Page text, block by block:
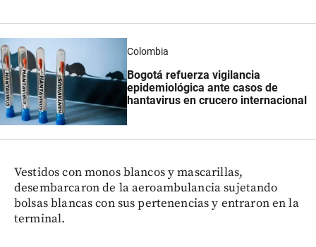
Colombia
Bogotá refuerza vigilancia
epidemiológica ante casos de
hantavirus en crucero internacional
Vestidos con monos blancos y mascarillas,
desembarcaron de la aeroambulancia sujetando
bolsas blancas con sus pertenencias y entraron en la
terminal.